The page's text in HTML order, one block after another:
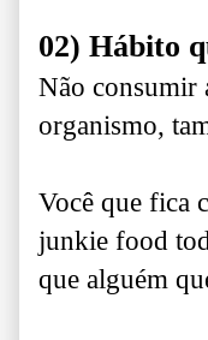
02) Hábito
Não consumir
organismo,
Você que fica
junkie food
que alguém